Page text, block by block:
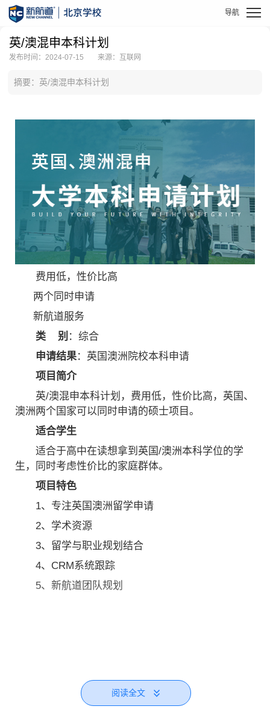
英/澳混申本科计划
发布时间：2024-07-15 来源：互联网
摘要：英/澳混申本科计划
费用低，性价比高
两个同时申请
新航道服务
类 别 ：综合
申请结果：英国澳洲院校本科申请
项目简介
英/澳混申本科计划，费用低，性价比高，英国、
澳洲两个国家可以同时申请的硕士项目。
适合学生
适合于高中在读想拿到英国/澳洲本科学位的学
生，同时考虑性价比的家庭群体。
项目特色
1、专注英国澳洲留学申请
2、学术资源
3、留学与职业规划结合
4、CRM系统跟踪
5、新航道团队规划
阅读全文